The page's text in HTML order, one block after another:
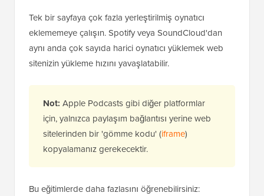
Tek bir sayfaya çok fazla yerleştirilmiş oynatıcı
eklememeye çalışın. Spotify veya SoundCloud'dan
aynı anda çok sayıda harici oynatıcı yüklemek web
sitenizin yükleme hızını yavaşlatabilir.
Not: Apple Podcasts gibi diğer platformlar
için, yalnızca paylaşım bağlantısı yerine web
sitelerinden bir 'gömme kodu' (iframe)
kopyalamanız gerekecektir.
Bu eğitimlerde daha fazlasını öğrenebilirsiniz: